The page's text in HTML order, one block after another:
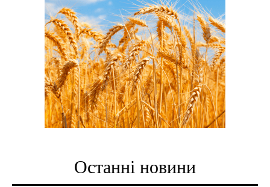
Останні новини